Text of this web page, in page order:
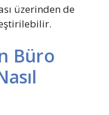
üzerinden de
Büro